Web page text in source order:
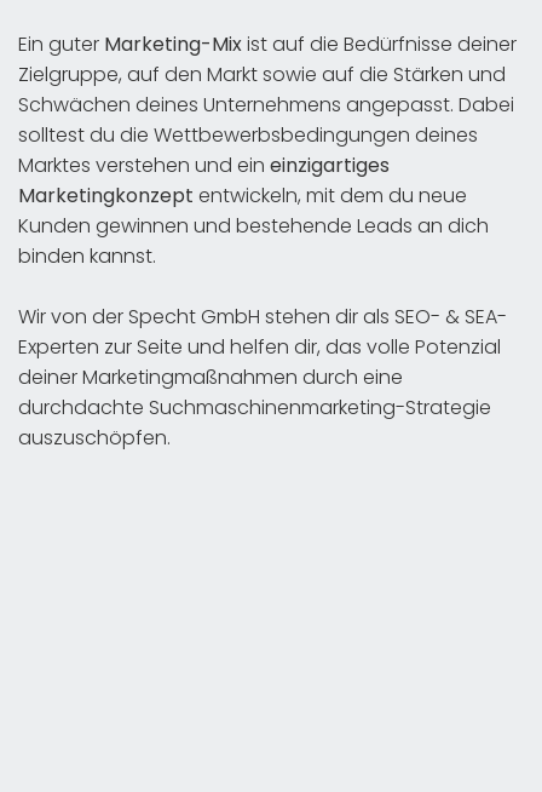
Ein guter Marketing-Mixist auf die Bedürfnisse deiner
Zielgruppe, auf den Markt sowie auf die Stärken und
Schwächen deines Unternehmens angepasst. Dabei
solltest du die Wettbewerbsbedingungen deines
Marktes verstehen und ein einzigartiges
Marketingkonzept entwickeln, mit dem du neue
Kunden gewinnen und bestehende Leads an dich
binden kannst.
Wir von der Specht GmbH stehen dir als SEO- & SEA-
Experten zur Seite und helfen dir, das volle Potenzial
deiner Marketingmaßnahmen durch eine
durchdachte Suchmaschinenmarketing-Strategie
auszuschöpfen.